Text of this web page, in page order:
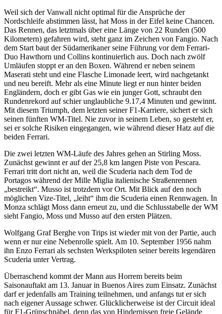
Weil sich der Vanwall nicht optimal für die Ansprüche der
Nordschleife abstimmen lässt, hat Moss in der Eifel keine Chancen.
Das Rennen, das letztmals über eine Länge von 22 Runden (500
Kilometern) gefahren wird, steht ganz im Zeichen von Fangio. Nach
dem Start baut der Südamerikaner seine Führung vor dem Ferrari-
Duo Hawthorn und Collins kontinuierlich aus. Doch nach zwölf
Umläufen stoppt er an den Boxen. Während er neben seinem
Maserati steht und eine Flasche Limonade leert, wird nachgetankt
und neu bereift. Mehr als eine Minute liegt er nun hinter beiden
Engländern, doch er gibt Gas wie ein junger Gott, schraubt den
Rundenrekord auf schier unglaubliche 9.17,4 Minuten und gewinnt.
Mit diesem Triumph, dem letzten seiner F1-Karriere, sichert er sich
seinen fünften WM-Titel. Nie zuvor in seinem Leben, so gesteht er,
sei er solche Risiken eingegangen, wie während dieser Hatz auf die
beiden Ferrari.
Die zwei letzten WM-Läufe des Jahres gehen an Stirling Moss.
Zunächst gewinnt er auf der 25,8 km langen Piste von Pescara.
Ferrari tritt dort nicht an, weil die Scuderia nach dem Tod de
Portagos während der Mille Miglia italienische Straßenrennen
„bestreikt“. Musso ist trotzdem vor Ort. Mit Blick auf den noch
möglichen Vize-Titel, „leiht“ ihm die Scuderia einen Rennwagen. In
Monza schlägt Moss dann erneut zu, und die Schlusstabelle der WM
sieht Fangio, Moss und Musso auf den ersten Plätzen.
Wolfgang Graf Berghe von Trips ist wieder mit von der Partie, auch
wenn er nur eine Nebenrolle spielt. Am 10. September 1956 nahm
ihn Enzo Ferrari als sechsten Werkspiloten seiner bereits legendären
Scuderia unter Vertrag.
Überraschend kommt der Mann aus Horrem bereits beim
Saisonauftakt am 13. Januar in Buenos Aires zum Einsatz. Zunächst
darf er jedenfalls am Training teilnehmen, und anfangs tut er sich
nach eigener Aussage schwer. Glücklicherweise ist der Circuit ideal
für F1-Grünschnäbel, denn das von Hindernissen freie Gelände